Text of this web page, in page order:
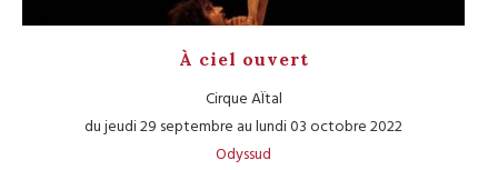
À ciel ouvert
Cirque AÏtal
du jeudi 29 septembre au lundi 03 octobre 2022
Odyssud